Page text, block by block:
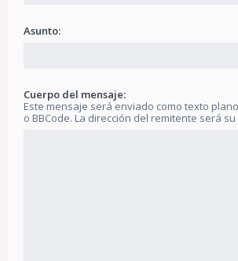
Asunto:
Cuerpo del mensaje:
Este mensaje será enviado como texto
o BBCode. La dirección del remitente será